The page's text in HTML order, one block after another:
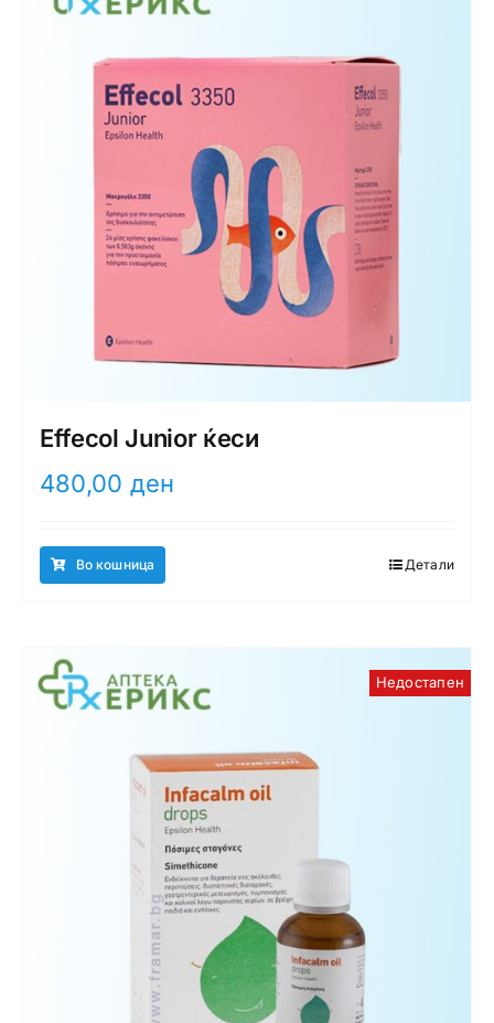
Effecol Junior ќеси
480,00 ден
Во кошница Детали
Недостапен